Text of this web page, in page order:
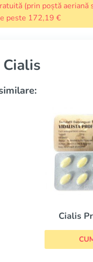
(prin poștă aeriană
peste 172,19 €
Cialis Professional